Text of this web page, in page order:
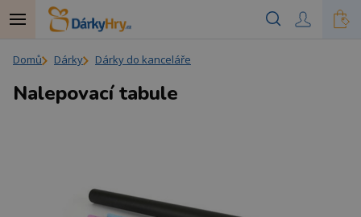
Domů Dárky Dárky do kanceláře
Nalepovací tabule